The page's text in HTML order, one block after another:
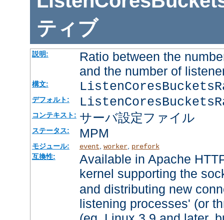
ティブ
説明:
Ratio between the
and the number of
構文:
デフォルト:
コンテキスト: サーバ設定ファイル
ステータス: MPM
モジュール: event worker, prefork
互換性:
Available in Apache
kernel supporting the
and distributing new
listening processes' (or